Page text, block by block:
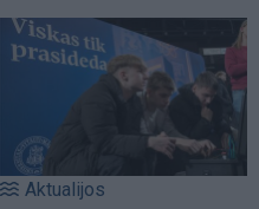
Aktualijos